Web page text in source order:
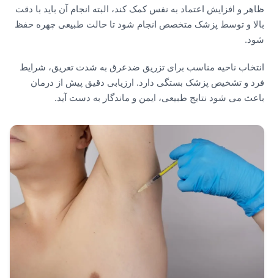
ظاهر و افزایش اعتماد به نفس کمک کند، البته انجام آن باید با دقت
بالا و توسط پزشک متخصص انجام شود تا حالت طبیعی چهره حفظ
شود.
انتخاب ناحیه مناسب برای تزریق ضدعرق به شدت تعریق، شرایط
فرد و تشخیص پزشک بستگی دارد. ارزیابی دقیق پیش از درمان
باعث می شود نتایج طبیعی، ایمن و ماندگار به دست آید.